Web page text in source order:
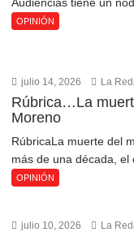
OPINIÓN
julio 14, 2026 La
Rúbrica…La
Moreno
RúbricaLa muerte del
más de una década, el
OPINIÓN
julio 10, 2026 La